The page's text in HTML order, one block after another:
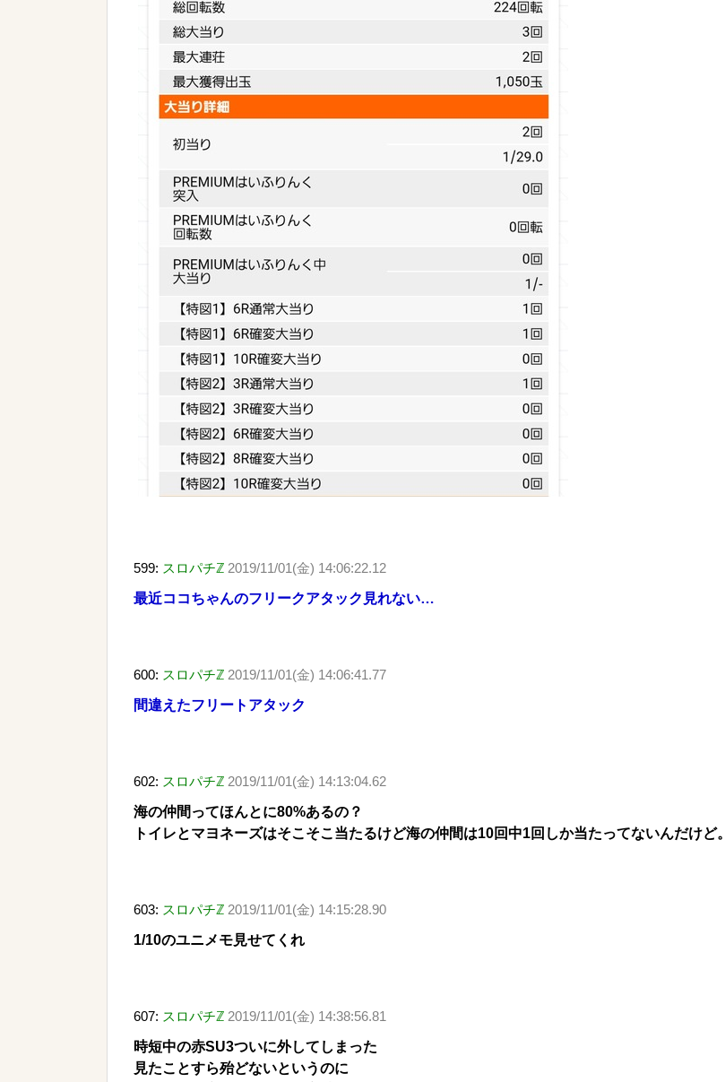
599: スロパチℤ 2019/11/01(金) 14:06:22.12
最近ココちゃんのフリークアタック見れない…
600: スロパチℤ 2019/11/01(金) 14:06:41.77
間違えたフリートアタック
602: スロパチℤ 2019/11/01(金) 14:13:04.62
海の仲間ってほんとに80%あるの？
トイレとマヨネーズはそこそこ当たるけど海の仲間は10回中1回しか当たってないんだけど。
603: スロパチℤ 2019/11/01(金) 14:15:28.90
1/10のユニメモ見せてくれ
607: スロパチℤ 2019/11/01(金) 14:38:56.81
時短中の赤SU3ついに外してしまった
見たことすら殆どないというのに